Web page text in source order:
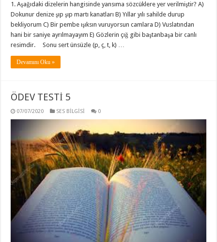
1. Aşağıdaki dizelerin hangisinde yansıma sözcüklere yer verilmiştir? A)
Dokunur denize şıp şıp martı kanatları B) Yıllar yılı sahilde durup
bekliyorum C) Bir pembe ışıksın vuruyorsun camlara D) Vuslatından
hani bir saniye ayrılmayayım E) Gözlerin çığ gibi baştanbaşa bir canlı
resimdir. Sonu sert ünsüzle (p, ç, t, k) …
Devamını Oku »
ÖDEV TESTİ 5
07/07/2020 SES BİLGİSİ 0